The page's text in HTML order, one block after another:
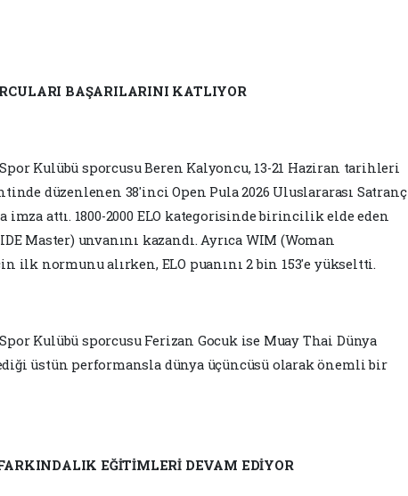
BAŞARILARINI KATLIYOR
Kulübü sporcusu Beren Kalyoncu, 13-21 Haziran tarihleri
düzenlenen 38'inci Open Pula 2026 Uluslararası Satranç
imza attı. 1800-2000 ELO kategorisinde birincilik elde eden
Master) unvanını kazandı. Ayrıca WIM (Woman
ilk normunu alırken, ELO puanını 2 bin 153'e yükseltti.
Kulübü sporcusu Ferizan Gocuk ise Muay Thai Dünya
üstün performansla dünya üçüncüsü olarak önemli bir
EĞİTİMLERİ DEVAM EDİYOR